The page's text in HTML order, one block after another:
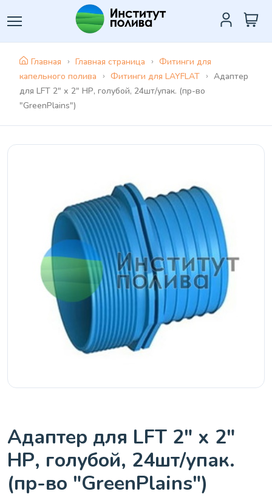
Главная Главная страница
Фитинги для
капельного полива
Фитинги для LAYFLAT
Адаптер
для LFT 2" х 2" НР, голубой, 24шт/упак. (пр-во
"GreenPlains")
Адаптер для LFT 2" х 2"
НР, голубой, 24шт/упак.
(пр-во "GreenPlains")